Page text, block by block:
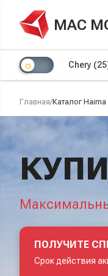
МАС
Chery
Главная/Каталог Haima
ПОЛУЧИТЕ
Срок действия